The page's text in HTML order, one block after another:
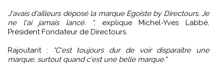
J'avais d'ailleurs déposé la marque Egoïste by Directours. Je
ne l'ai jamais lancé. ", explique Michel-Yves Labbé,
Président Fondateur de Directours.
Rajoutant :
"C'est toujours dur de voir disparaître une
marque, surtout quand c'est une belle marque."